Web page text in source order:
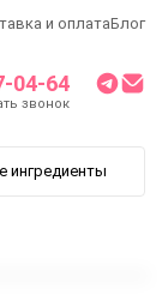
и оплатаБлог
04-64
звонок
ингредиенты